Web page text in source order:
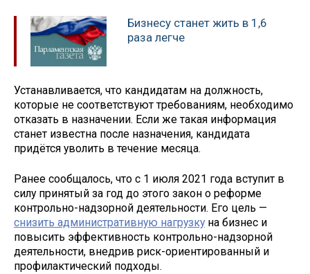
Бизнесу станет жить в 1,6
раза легче
Устанавливается, что кандидатам на должность,
которые не соответствуют требованиям, необходимо
отказать в назначении. Если же такая информация
станет известна после назначения, кандидата
придётся уволить в течение месяца.
Ранее сообщалось, что с 1 июля 2021 года вступит в
силу принятый за год до этого закон о реформе
контрольно-надзорной деятельности. Его цель —
снизить административную нагрузку на бизнес и
повысить эффективность контрольно-надзорной
деятельности, внедрив риск-ориентированный и
профилактический подходы.